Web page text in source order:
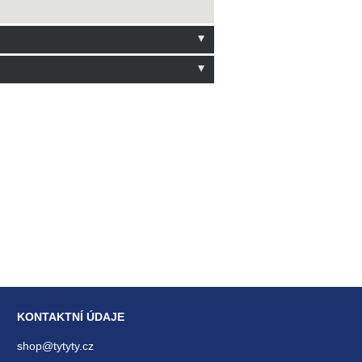
KONTAKTNÍ ÚDAJE
shop@tytyty.cz